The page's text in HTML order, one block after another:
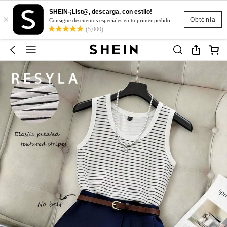
Obténla
×
SHEIN-¡List@, descarga, con estilo!
Consigue descuentos especiales en tu primer pedido
(5,000)